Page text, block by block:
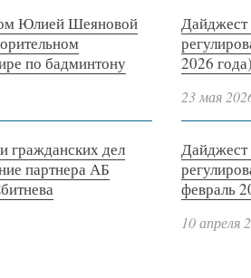
Юлией Шеяновой
по бадминтону
гражданских дел
партнера АБ
Дайджест
2026
23 мая
Дайджест
февраль
10 апреля